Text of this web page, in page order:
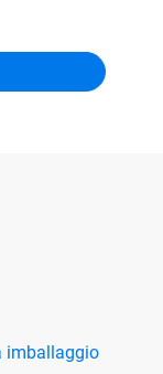
imballaggio